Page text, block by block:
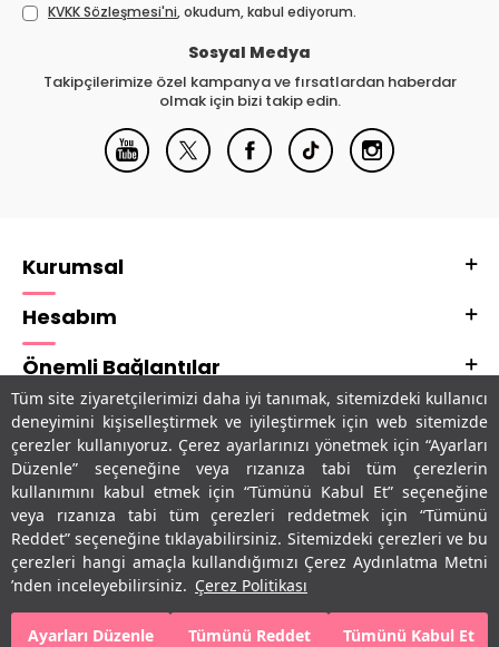
Tüm site ziyaretçilerimizi daha iyi tanımak, sitemizdeki kullanıcı
deneyimini kişiselleştirmek ve iyileştirmek için web sitemizde
çerezler kullanıyoruz. Çerez ayarlarınızı yönetmek için “Ayarları
Düzenle” seçeneğine veya rızanıza tabi tüm çerezlerin
kullanımını kabul etmek için “Tümünü Kabul Et” seçeneğine
veya rızanıza tabi tüm çerezleri reddetmek için “Tümünü
Reddet” seçeneğine tıklayabilirsiniz. Sitemizdeki çerezleri ve bu
çerezleri hangi amaçla kullandığımızı Çerez Aydınlatma Metni
’nden inceleyebilirsiniz. Çerez Politikası
Ayarları Düzenle Tümünü Reddet Tümünü Kabul Et
SEPETE EKLE HEMEN AL
KVKK Sözleşmesi'ni, okudum, kabul ediyorum.
Sosyal Medya
Takipçilerimize özel kampanya ve fırsatlardan haberdar
olmak için bizi takip edin.
Kurumsal
Hesabım
Önemli Bağlantılar
Adres & İletişim
Uygulamalarımız